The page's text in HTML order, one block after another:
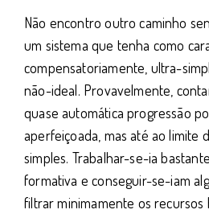
Não encontro outro caminho
um sistema que tenha como
compensatoriamente, ultra-
não-ideal. Provavelmente,
quase automática progressão
aperfeiçoada, mas até ao limite
simples. Trabalhar-se-ia
formativa e conseguir-se-iam
filtrar minimamente os recursos